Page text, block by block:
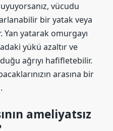
vücudu
bir yatak veya
Yan yatarak omurgayı
yükü azaltır ve
ağrıyı hafifletebilir.
arasına bir
ameliyatsız